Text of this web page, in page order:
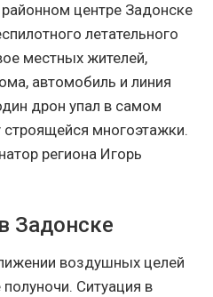
центре Задонске
летательного
местных жителей,
автомобиль и линия
дрон упал в самом
многоэтажки.
региона Игорь
Задонске
воздушных целей
Ситуация в